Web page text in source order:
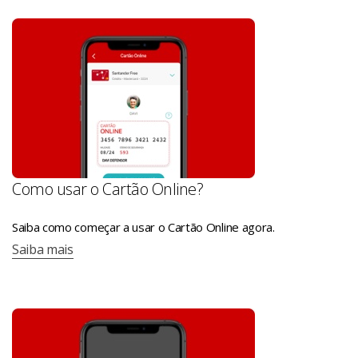
Como usar o Cartão Online?
Saiba como começar a usar o Cartão Online agora.
Saiba mais